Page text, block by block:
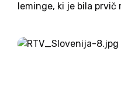
leminge, ki je bila
začetku devetdesetih
Amiga, ki smo ga takrat